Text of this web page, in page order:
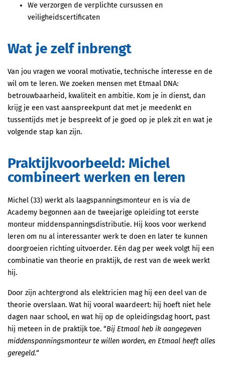
We verzorgen de verplichte cursussen en
veiligheidscertificaten
Wat je zelf inbrengt
Van jou vragen we vooral motivatie, technische interesse en de
wil om te leren. We zoeken mensen met Etmaal DNA:
betrouwbaarheid, kwaliteit en ambitie. Kom je in dienst, dan
krijg je een vast aanspreekpunt dat met je meedenkt en
tussentijds met je bespreekt of je goed op je plek zit en wat je
volgende stap kan zijn.
Praktijkvoorbeeld: Michel
combineert werken en leren
Michel (33) werkt als laagspanningsmonteur en is via de
Academy begonnen aan de tweejarige opleiding tot eerste
monteur middenspanningsdistributie. Hij koos voor werkend
leren om nu al interessanter werk te doen en later te kunnen
doorgroeien richting uitvoerder. Eén dag per week volgt hij een
combinatie van theorie en praktijk, de rest van de week werkt
hij.
Door zijn achtergrond als elektricien mag hij een deel van de
theorie overslaan. Wat hij vooral waardeert: hij hoeft niet hele
dagen naar school, en wat hij op de opleidingsdag hoort, past
hij meteen in de praktijk toe. “Bij Etmaal heb ik aangegeven
middenspanningsmonteur te willen worden, en Etmaal heeft alles
geregeld.“